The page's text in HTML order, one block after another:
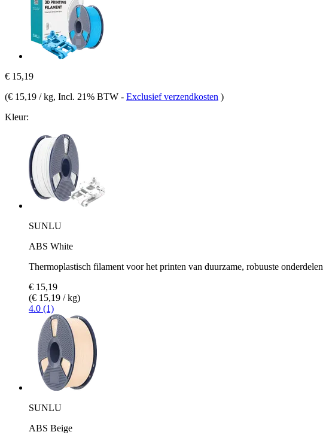
€ 15,19
(€ 15,19 / kg, Incl. 21% BTW - Exclusief verzendkosten )
Kleur:
SUNLU
ABS White
Thermoplastisch filament voor het printen van duurzame, robuuste onderdelen
€ 15,19
(€ 15,19 / kg)
4.0 (1)
SUNLU
ABS Beige